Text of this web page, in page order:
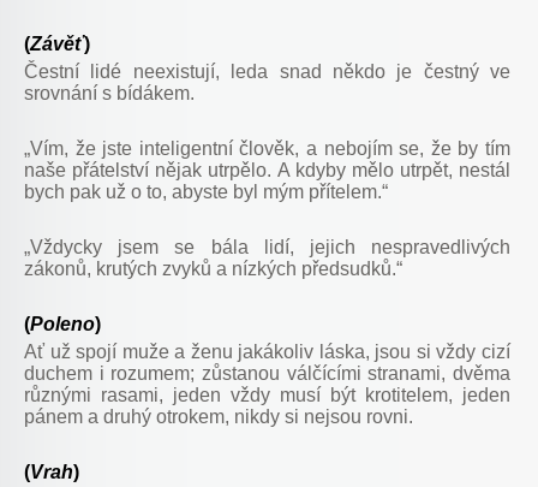
(Závěť)
Čestní lidé neexistují, leda snad někdo je čestný ve
srovnání s bídákem.
„Vím, že jste inteligentní člověk, a nebojím se, že by tím
naše přátelství nějak utrpělo. A kdyby mělo utrpět, nestál
bych pak už o to, abyste byl mým přítelem.“
„Vždycky jsem se bála lidí, jejich nespravedlivých
zákonů, krutých zvyků a nízkých předsudků.“
(Poleno)
Ať už spojí muže a ženu jakákoliv láska, jsou si vždy cizí
duchem i rozumem; zůstanou válčícími stranami, dvěma
různými rasami, jeden vždy musí být krotitelem, jeden
pánem a druhý otrokem, nikdy si nejsou rovni.
(Vrah)